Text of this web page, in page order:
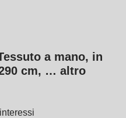
a mano, in
cm, … altro